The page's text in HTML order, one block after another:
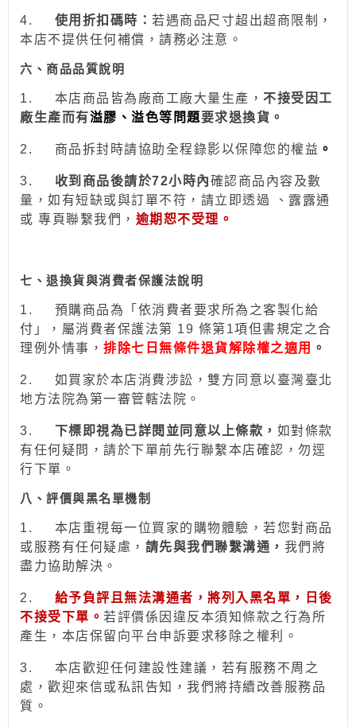
4. 使用折扣碼時： 若遇商品尺寸超出超商限制，
本店不提供任何補償，請務必注意。
六、商品品質說明
1. 本店商品皆為廠商工廠大量生產， 不接受因工
廠生產而有溢膠、溢色等問題要求退換貨。
2. 商品拆封時請協助全程錄影以保障您的權益 。
3. 收到商品後請於72小時內確認商品內容及數
量，如有短缺或與訂單不符，請立即透過
、露露通
或 專頁聯繫我們， 逾期恕不受理。
七、退換貨與消費者保護法說明
1.
預購商品為「依消費者要求所為之客製化給
付」，屬消費者保護法第 19 條第1項但書規定之合
理例外情事， 排除七日無條件退貨解除權之適用 。
2.
如買家於本店消費涉訟，雙方同意以臺灣臺北
地方法院為第一審管轄法院。
3. 下標即視為已詳閱並同意以上條款， 如對條款
有任何疑問，請於下單前先行聯繫本店確認，勿逕
行下單。
八、評價與黑名單機制
1.
本店重視每一位買家的購物體驗，若您對商品
或服務有任何疑慮， 請先與我們聯繫溝通， 我們將
盡力協助解決。
2.
給予負評且無法溝通者，將列入黑名單，日後
不接受下單。 若評價係因違反本須知條款之行為所
產生，本店保留向平台申訴要求移除之權利。
3.
本店歡迎任何建設性建議，若有服務不周之
處，歡迎來信或私訊告知，我們將持續改善服務品
質。